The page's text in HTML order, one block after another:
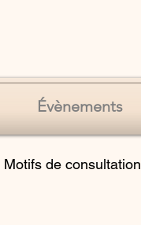
Évènements
Motifs de consultation